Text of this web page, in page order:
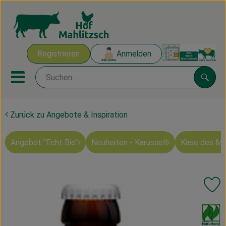
Registrieren Anmelden
Mobiles Menu öffnen oder
Ökokisten
Mahlitzscher Produkte
Obst & Gemüse
Zurück zu Angebote & Inspiration
Angebot "Echt Bio" Neuheiten - Karussell Käse des
, Verband: